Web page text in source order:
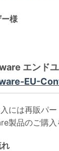
様
エンド
EU-
には再販パー
製品のご購